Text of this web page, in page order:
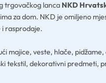
trgovačkog lanca NKD
za dom. NKD je omiljeno
i rasprodaje.
majice, veste, hlače,
tekstil, dekorativni predmeti,